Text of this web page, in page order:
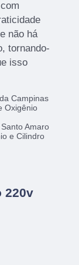
não há
tornando-
isso
Campinas
Oxigênio
Amaro
e Cilindro
220v